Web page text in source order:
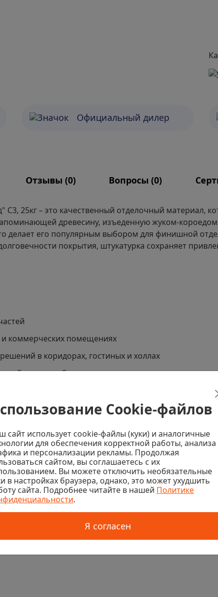
Официальный дилер
Отзывы (0) Вопросы (0)
С3, 25кг – это качественный отделочный материал,
древесину, изъеденную жуком-
делает его популярным выбором для финишной
покрытия, штукатурка сохраняет
и коммерческих помещениях
в коридорах, гостиных и холлах
с целью обновления внешнего вида
элементов
устойчивое к механическим повреждениям
типам оснований
эффекты благодаря разнообразию техник
сохраняя насыщенность цвета
по поверхности
для здоровья компонентов
Cookie-файлов
сайт использует cookie-файлы (куки) и аналогичные
для обеспечения корректной работы, анализа
и персонализации рекламы. Продолжая
сайтом, вы соглашаетесь с их
Вы можете отключить необязательные
в настройках браузера, однако, это может ухудшить
сайта. Подробнее читайте в нашей Политике
.
Я согласен